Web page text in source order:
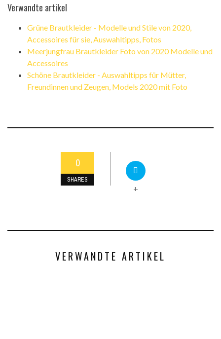
Verwandte artikel
Grüne Brautkleider - Modelle und Stile von 2020,
Accessoires für sie, Auswahltipps, Fotos
Meerjungfrau Brautkleider Foto von 2020 Modelle und
Accessoires
Schöne Brautkleider - Auswahltipps für Mütter,
Freundinnen und Zeugen, Models 2020 mit Foto
0
SHARES
+
VERWANDTE ARTIKEL